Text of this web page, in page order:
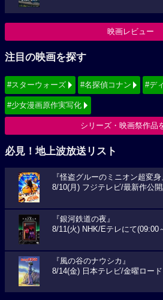
映画レビュー
注目の映画を探す
#スターウォーズ #名探偵コナン #デ
#少女漫画原作実写化
シリーズ・映画祭作品
必見！地上波放送リスト
『怪盗グルーのミニオン超変身
8/10(月) フジテレビ/最新作公
『銀河鉄道の夜』
8/11(火) NHK/Eテレにて(09:00
『風の谷のナウシカ』
8/14(金) 日本テレビ/金曜ロー